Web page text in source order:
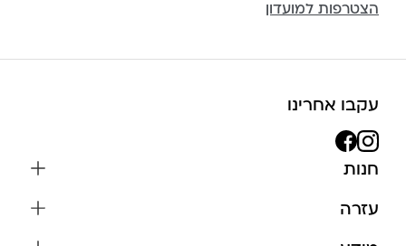
הצטרפות למועדון
עקבו אחרינו
חנות
עזרה